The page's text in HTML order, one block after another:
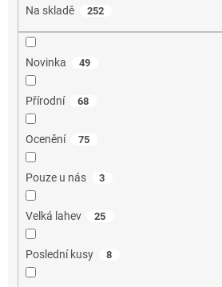
Na skladě 252
Novinka 49
Přírodní 68
Ocenění 75
Pouze u nás 3
Velká lahev 25
Poslední kusy 8